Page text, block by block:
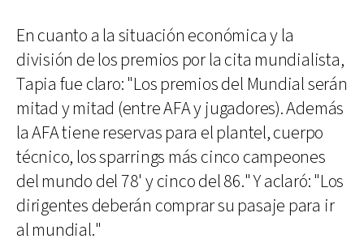
En cuanto a la situación económica y la
división de los premios por la cita mundialista,
Tapia fue claro: "Los premios del Mundial serán
mitad y mitad (entre AFA y jugadores). Además
la AFA tiene reservas para el plantel, cuerpo
técnico, los sparrings más cinco campeones
del mundo del 78' y cinco del 86." Y aclaró: "Los
dirigentes deberán comprar su pasaje para ir
al mundial."